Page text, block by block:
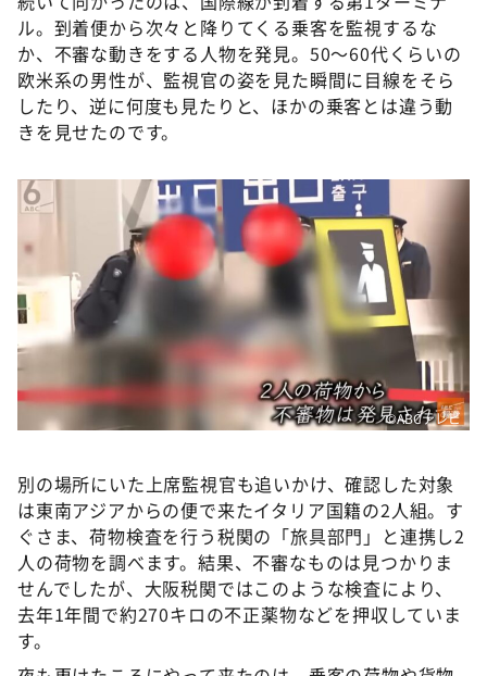
ル。到着便から次々と降りてくる乗客を監視するな
か、不審な動きをする人物を発見。50〜60代くらいの
欧米系の男性が、監視官の姿を見た瞬間に目線をそら
したり、逆に何度も見たりと、ほかの乗客とは違う動
きを見せたのです。
©️ABCテレビ
別の場所にいた上席監視官も追いかけ、確認した対象
は東南アジアからの便で来たイタリア国籍の2人組。す
ぐさま、荷物検査を行う税関の「旅具部門」と連携し2
人の荷物を調べます。結果、不審なものは見つかりま
せんでしたが、大阪税関ではこのような検査により、
去年1年間で約270キロの不正薬物などを押収していま
す。